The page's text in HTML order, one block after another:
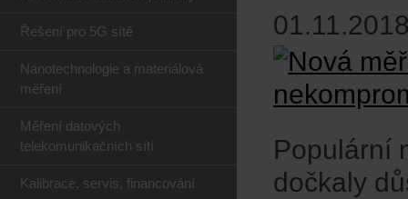
Populární
dočkaly
Řešení pro 5G sítě
Nanotechnologie a materiálová
měření
Měření datových
telekomunikačních sítí
Kalibrace, servis, financování